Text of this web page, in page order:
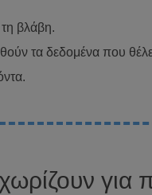
βλάβη.
τα δεδομένα που